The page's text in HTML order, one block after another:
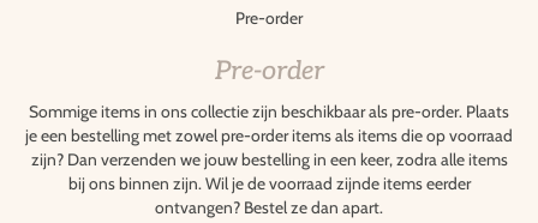
Pre-order
Pre-order
Sommige items in ons collectie zijn beschikbaar als pre-order. Plaats
je een bestelling met zowel pre-order items als items die op voorraad
zijn? Dan verzenden we jouw bestelling in een keer, zodra alle items
bij ons binnen zijn. Wil je de voorraad zijnde items eerder
ontvangen? Bestel ze dan apart.